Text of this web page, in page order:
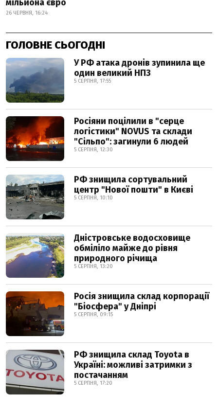
мільйона євро
26 ЧЕРВНЯ, 16:24
ГОЛОВНЕ СЬОГОДНІ
У РФ атака дронів зупинила ще
один великий НПЗ
5 СЕРПНЯ, 17:55
Росіяни поцілили в "серце
логістики" NOVUS та склади
"Сільпо": загинули 6 людей
5 СЕРПНЯ, 12:30
РФ знищила сортувальний
центр "Нової пошти" в Києві
5 СЕРПНЯ, 10:10
Дністровське водосховище
обміліло майже до рівня
природного річища
5 СЕРПНЯ, 13:20
Росія знищила склад корпорації
"Біосфера" у Дніпрі
5 СЕРПНЯ, 09:15
РФ знищила склад Toyota в
Україні: можливі затримки з
постачанням
5 СЕРПНЯ, 17:20